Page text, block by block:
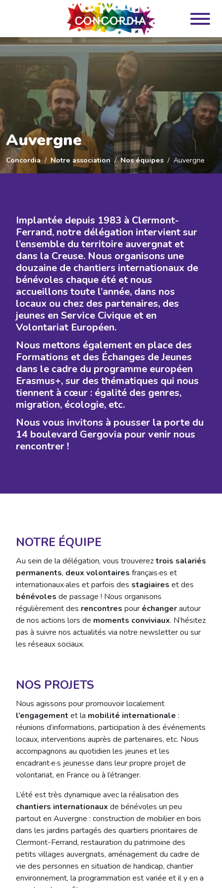
Auvergne
Concordia Notre association Nos équipes Auvergne
Implantée depuis 1983 à Clermont-
Ferrand, notre délégation intervient sur
l’ensemble du territoire auvergnat et
dans la Creuse. Nous organisons une
douzaine de chantiers internationaux de
bénévoles chaque été et nous
accueillons toute l’année, dans nos
locaux ou chez des partenaires, des
jeunes en Service Civique et en
Volontariat Européen.
Nous mettons également en place des
Formations et des Échanges de Jeunes
dans le cadre du programme européen
Erasmus+, sur des thématiques qui nous
tiennent à cœur : égalité des genres,
migration, écologie, etc.
Nous vous invitons à pousser la porte du
14 boulevard Gergovia pour venir nous
rencontrer !
NOTRE ÉQUIPE
Au sein de la délégation, vous trouvereztrois salariés
permanents, deux volontaires français·es et
internationaux·ales et parfois des stagiaires et des
bénévoles de passage ! Nous organisons
régulièrement des rencontres pour échangerautour
de nos actions lors de moments conviviaux. N’hésitez
pas à suivre nos actualités via notre newsletter ou sur
les réseaux sociaux.
NOS PROJETS
Nous agissons pour promouvoir localement
l’engagement et la mobilité internationale :
réunions d’informations, participation à des événements
locaux, interventions auprès de partenaires, etc. Nous
accompagnons au quotidien les jeunes et les
encadrant·e·s jeunesse dans leur propre projet de
volontariat, en France ou à l’étranger.
L’été est très dynamique avec la réalisation des
chantiers internationaux de bénévoles un peu
partout en Auvergne : construction de mobilier en bois
dans les jardins partagés des quartiers prioritaires de
Clermont-Ferrand, restauration du patrimoine des
petits villages auvergnats, aménagement du cadre de
vie des personnes en situation de handicap, chantier
environnement, la programmation est variée et il y en a
Panneau de gestion des cookies